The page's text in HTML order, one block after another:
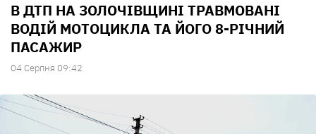
В ДТП НА ЗОЛОЧІВЩИНІ ТРАВМОВАНІ
ВОДІЙ МОТОЦИКЛА ТА ЙОГО 8-РІЧНИЙ
ПАСАЖИР
04 Серпня 09:42